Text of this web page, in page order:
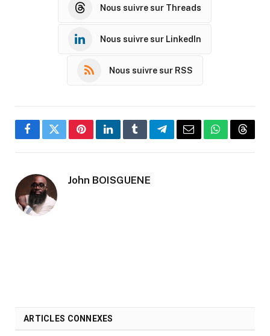
Nous suivre sur Threads
Nous suivre sur LinkedIn
Nous suivre sur RSS
FacebookTwitterPinterestLinkedInTumblrTelegramEmailWhatsApp
John BOISGUENE
ARTICLES CONNEXES